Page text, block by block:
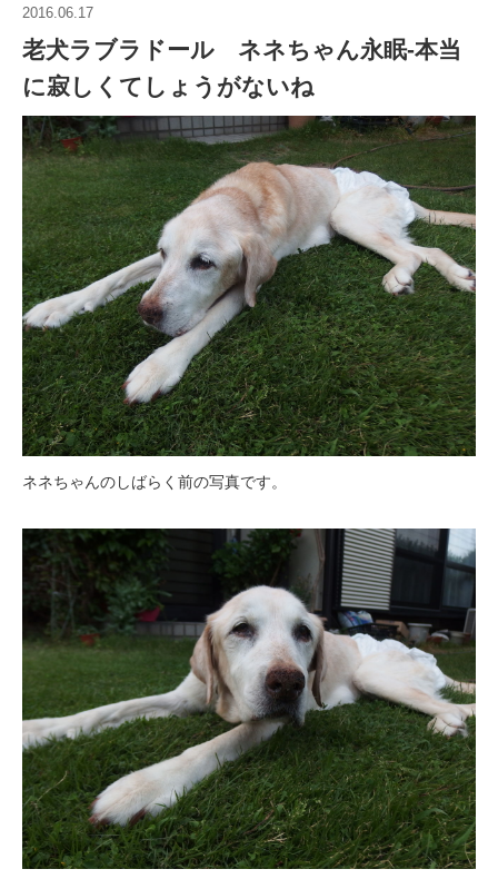
2016.06.17
老犬ラブラドール ネネちゃん永眠-本当
に寂しくてしょうがないね
ネネちゃんのしばらく前の写真です。